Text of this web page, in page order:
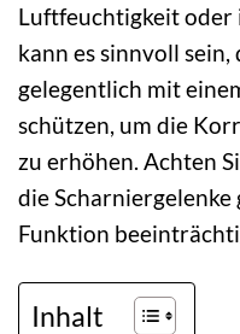
Luftfeuchtigkeit oder
kann es sinnvoll
gelegentlich mit
schützen, um die
zu erhöhen. Achten
die Scharniergelenke
Funktion
Inhalt